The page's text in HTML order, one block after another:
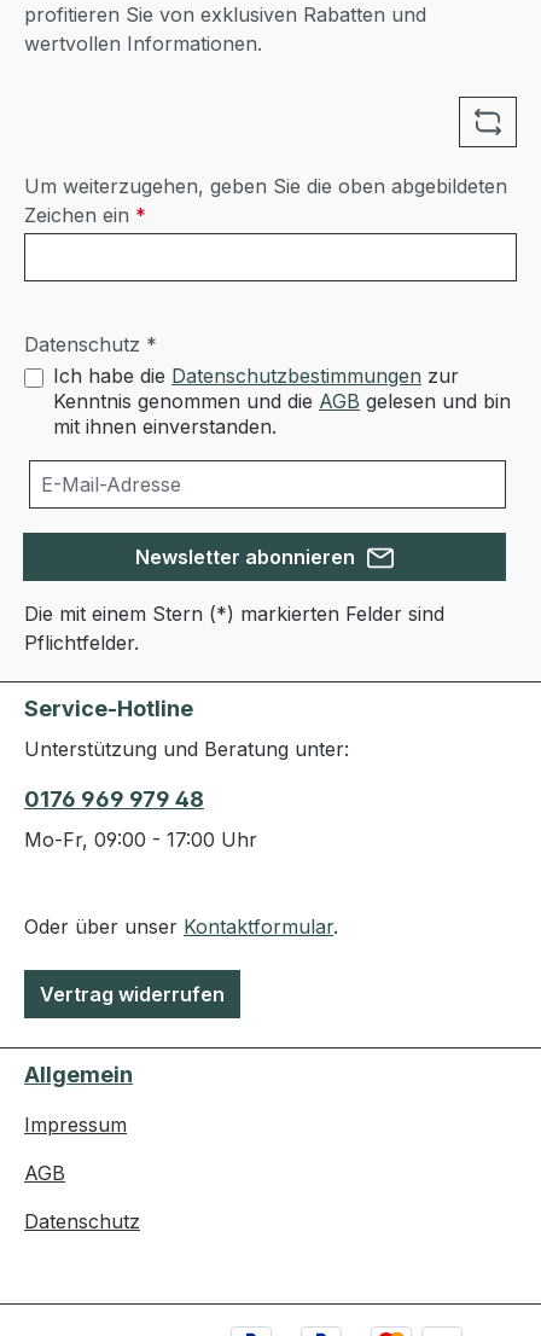
profitieren Sie von exklusiven Rabatten und
wertvollen Informationen.
Um weiterzugehen, geben Sie die oben abgebildeten
Zeichen ein *
Datenschutz *
Ich habe die Datenschutzbestimmungen zur
Kenntnis genommen und die AGB gelesen und bin
mit ihnen einverstanden.
Newsletter abonnieren
Die mit einem Stern (*) markierten Felder sind
Pflichtfelder.
Service-Hotline
Unterstützung und Beratung unter:
0176 969 979 48
Mo-Fr, 09:00 - 17:00 Uhr
Oder über unser Kontaktformular.
Vertrag widerrufen
Allgemein
Impressum
AGB
Datenschutz